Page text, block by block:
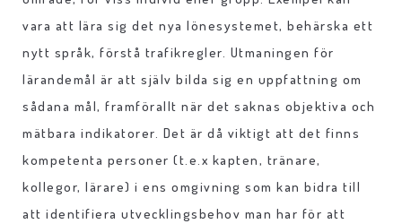
vara att lära sig det nya lönesystemet, behärska ett
nytt språk, förstå trafikregler. Utmaningen för
lärandemål är att själv bilda sig en uppfattning om
sådana mål, framförallt när det saknas objektiva och
mätbara indikatorer. Det är då viktigt att det finns
kompetenta personer (t.e.x kapten, tränare,
kollegor, lärare) i ens omgivning som kan bidra till
att identifiera utvecklingsbehov man har för att